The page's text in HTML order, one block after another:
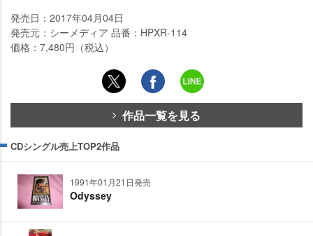
発売日：2017年04月04日
発売元：シーメディア 品番：HPXR-114
価格：7,480円（税込）
作品一覧を見る
CDシングル売上TOP2作品
1991年01月21日発売
Odyssey